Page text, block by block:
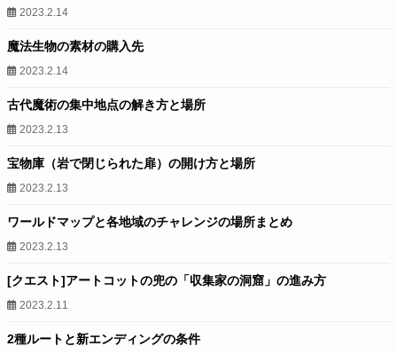
2023.2.14
魔法生物の素材の購入先
2023.2.14
古代魔術の集中地点の解き方と場所
2023.2.13
宝物庫（岩で閉じられた扉）の開け方と場所
2023.2.13
ワールドマップと各地域のチャレンジの場所まとめ
2023.2.13
[クエスト]アートコットの兜の「収集家の洞窟」の進み方
2023.2.11
2種ルートと新エンディングの条件